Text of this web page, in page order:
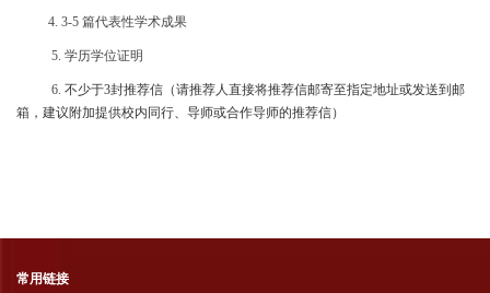
4. 3-5 篇代表性学术成果
5. 学历学位证明
6. 不少于3封推荐信（请推荐人直接将推荐信邮寄至指定地址或发送到邮
箱，建议附加提供校内同行、导师或合作导师的推荐信）
常用链接